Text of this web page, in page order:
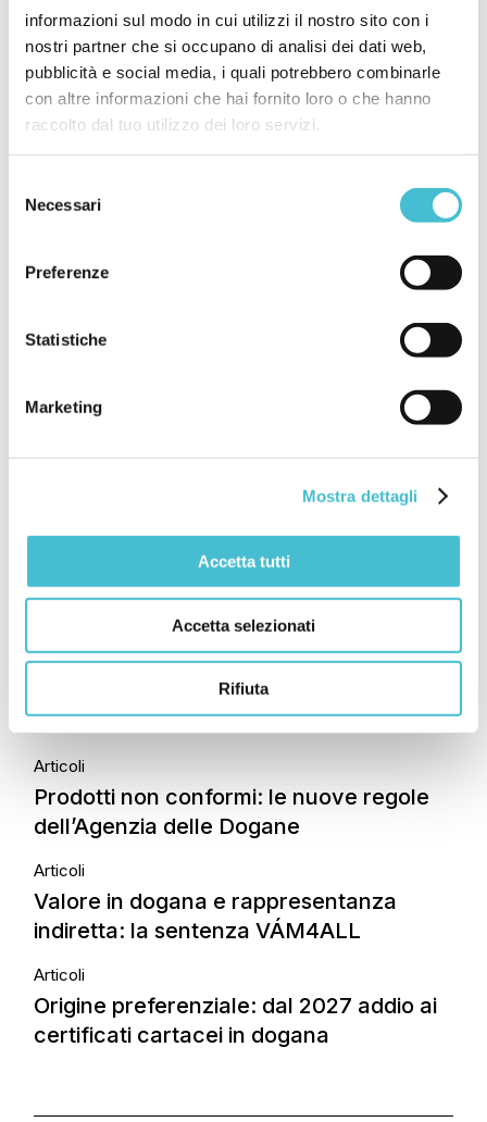
informazioni sul modo in cui utilizzi il nostro sito con i
nostri partner che si occupano di analisi dei dati web,
pubblicità e social media, i quali potrebbero combinarle
con altre informazioni che hai fornito loro o che hanno
raccolto dal tuo utilizzo dei loro servizi.
delNecessari
Preferenze
Statistiche
Marketing
Mostra dettagli
Accetta tutti
Accetta selezionati
Rifiuta
Social media
Fb Ln In Yt
Categorie
Ultime News
Dal vendere al produrre: come le regole
di origine possono ridisegnare i rapporti
economici tra Italia e Africa
Articoli
Compliance doganale: i chiarimenti della
circolare 19/D 2026
Articoli
Prodotti non conformi: le nuove regole
dell’Agenzia delle Dogane
Articoli
Valore in dogana e rappresentanza
indiretta: la sentenza VÁM4ALL
Articoli
Origine preferenziale: dal 2027 addio ai
certificati cartacei in dogana